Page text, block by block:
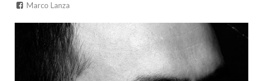
Marco Lanza